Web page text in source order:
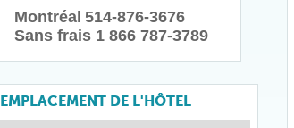
Montréal 514-876-3676
Sans frais 1 866 787-3789
EMPLACEMENT DE L'HÔTEL